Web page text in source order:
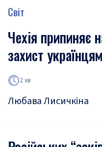
Світ
Чехія припиняє
захист
2 хв
Любава Лисичкіна